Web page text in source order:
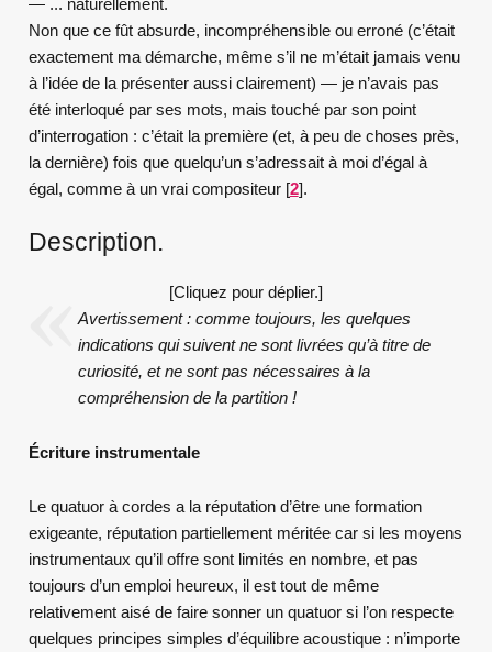
Non que ce fût absurde, incompréhensible ou erroné (c’était
exactement ma démarche, même s’il ne m’était jamais venu
à l’idée de la présenter aussi clairement) — je n’avais pas
été interloqué par ses mots, mais touché par son point
d’interrogation : c’était la première (et, à peu de choses près,
la dernière) fois que quelqu’un s’adressait à moi d’égal à
égal, comme à un vrai compositeur[2].
Description.
[Cliquez pour déplier.]
Avertissement : comme toujours, les quelques
indications qui suivent ne sont livrées qu’à titre de
curiosité, et ne sont pas nécessaires à la
compréhension de la partition !
Écriture instrumentale
Le quatuor à cordes a la réputation d’être une formation
exigeante, réputation partiellement méritée car si les moyens
instrumentaux qu’il offre sont limités en nombre, et pas
toujours d’un emploi heureux, il est tout de même
relativement aisé de faire sonner un quatuor si l’on respecte
quelques principes simples d’équilibre acoustique : n’importe